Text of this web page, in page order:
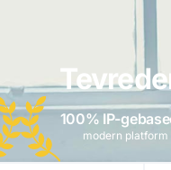
100% IP-
modern platform